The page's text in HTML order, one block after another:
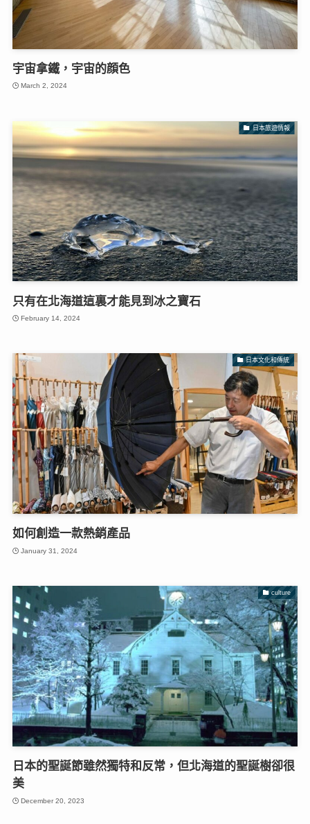
宇宙拿鐵，宇宙的顔色
March 2, 2024
日本旅遊情報
只有在北海道這裏才能見到冰之寶石
February 14, 2024
日本文化和傳統
如何創造一款熱銷產品
January 31, 2024
culture
日本的聖誕節雖然獨特和反常，但北海道的聖誕樹卻很
美
December 20, 2023